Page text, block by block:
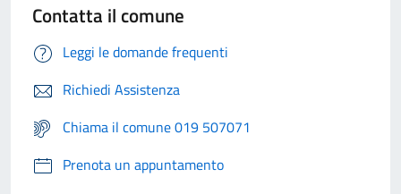
Contatta il comune
Leggi le domande frequenti
Richiedi Assistenza
Chiama il comune 019 507071
Prenota un appuntamento